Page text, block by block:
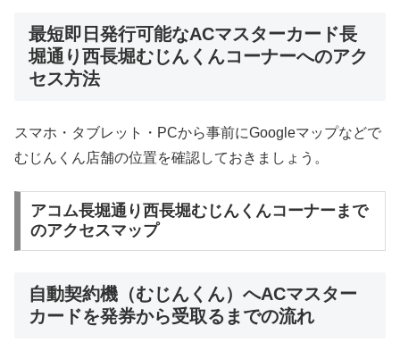
最短即日発行可能なACマスターカード長
堀通り西長堀むじんくんコーナーへのアク
セス方法
スマホ・タブレット・PCから事前にGoogleマップなどで
むじんくん店舗の位置を確認しておきましょう。
アコム長堀通り西長堀むじんくんコーナーまで
のアクセスマップ
自動契約機（むじんくん）へACマスター
カードを発券から受取るまでの流れ